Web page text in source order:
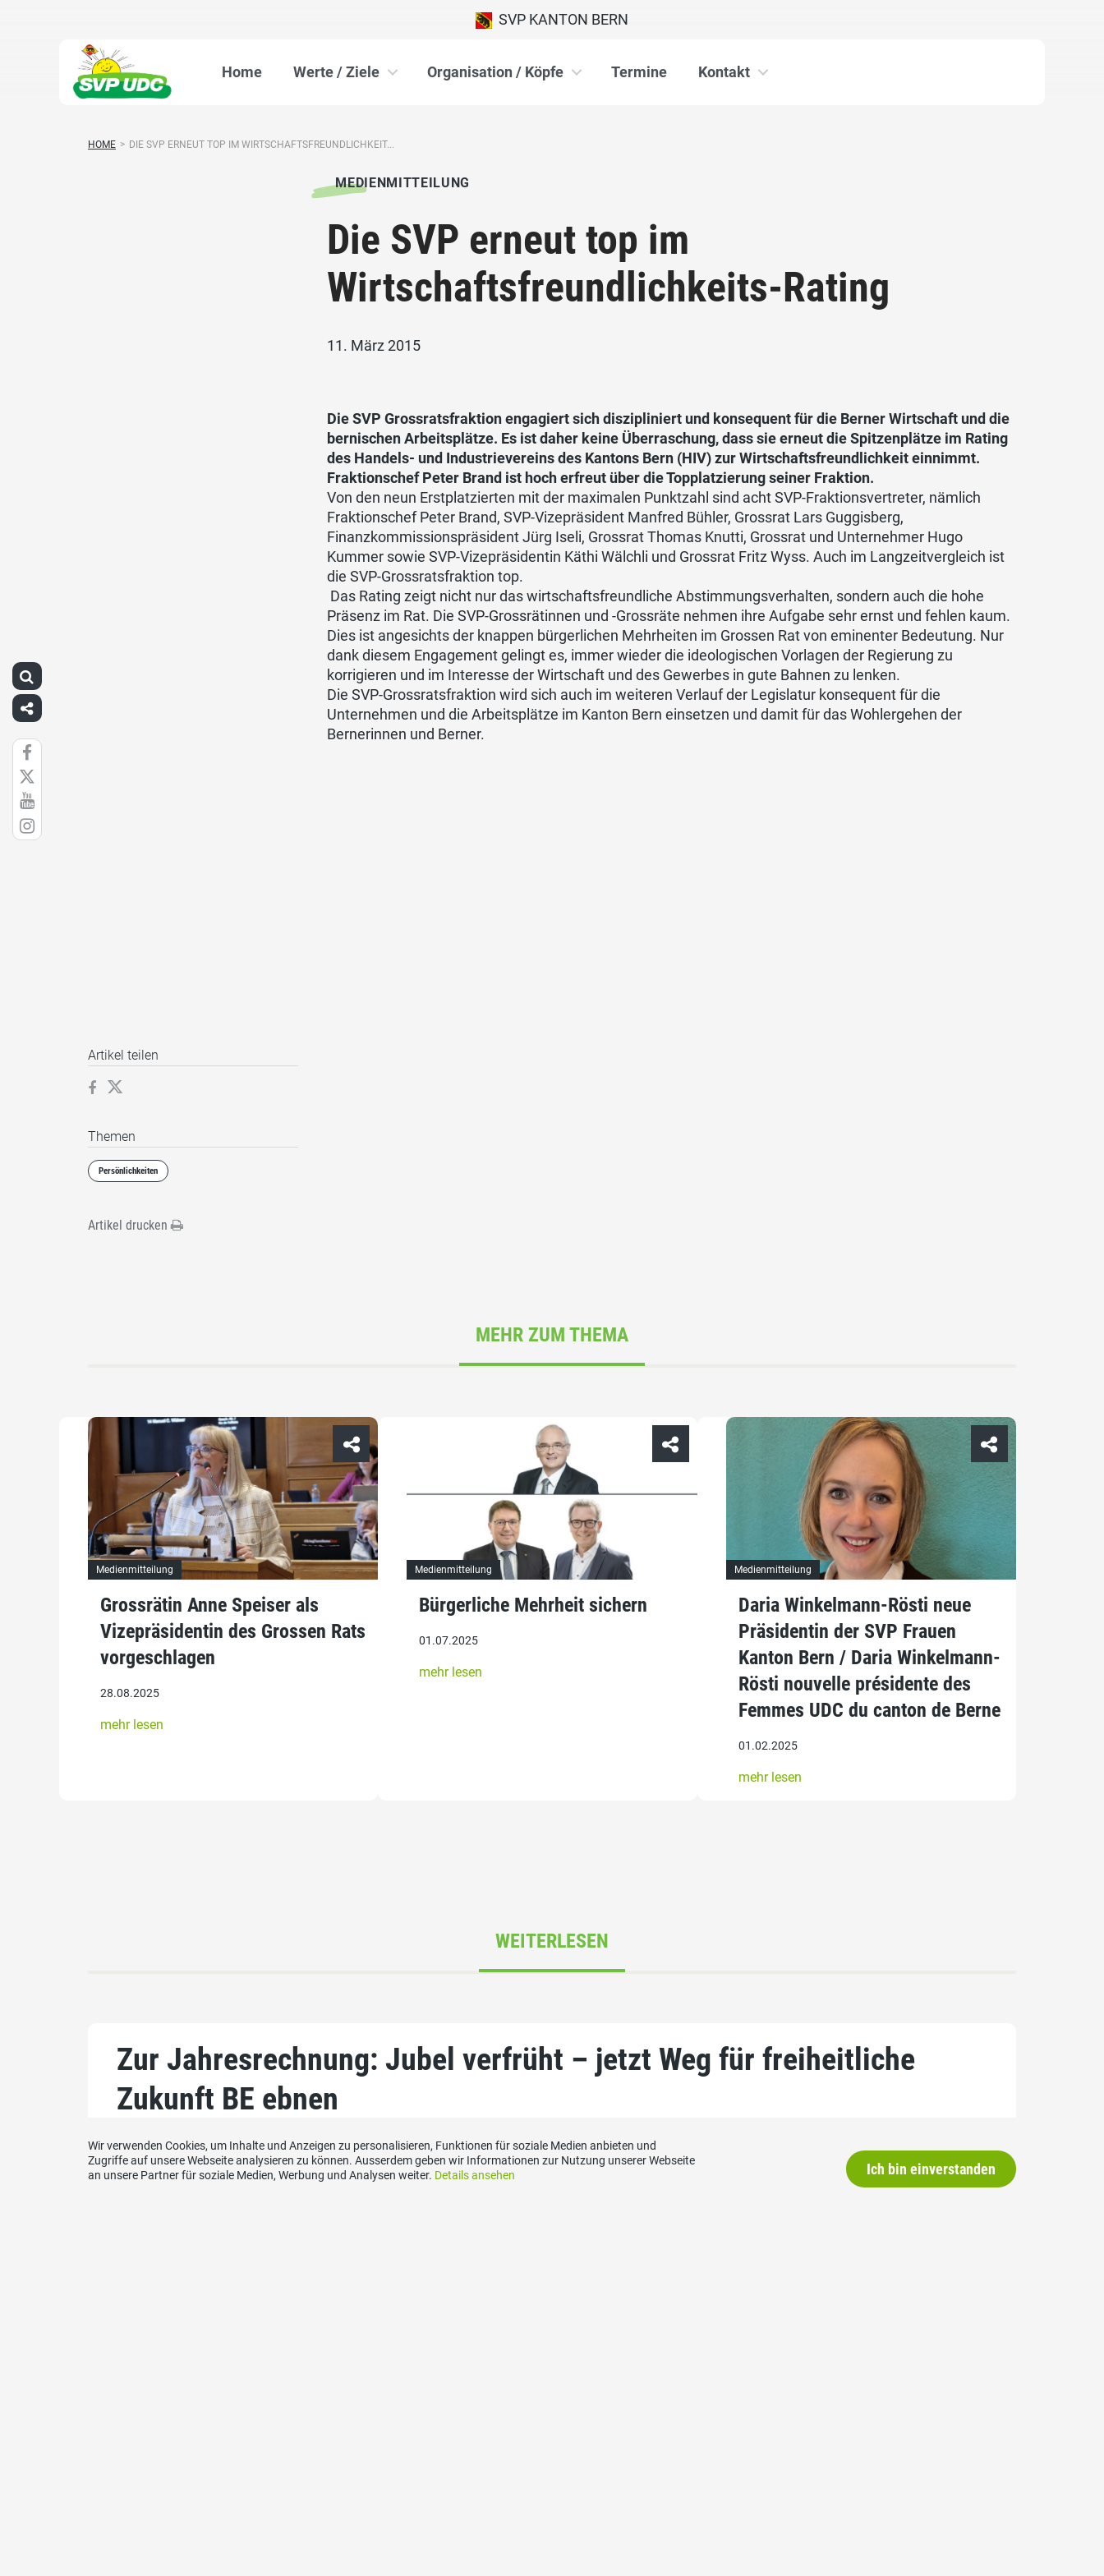
SVP KANTON BERN
Home Werte / Ziele Organisation / Köpfe Termine Kontakt
HOME > DIE SVP ERNEUT TOP IM WIRTSCHAFTSFREUNDLICHKEIT...
MEDIENMITTEILUNG
Die SVP erneut top im
Wirtschaftsfreundlichkeits-Rating
11. März 2015
Die SVP Grossratsfraktion engagiert sich diszipliniert und konsequent für die Berner Wirtschaft und die
bernischen Arbeitsplätze. Es ist daher keine Überraschung, dass sie erneut die Spitzenplätze im Rating
des Handels- und Industrievereins des Kantons Bern (HIV) zur Wirtschaftsfreundlichkeit einnimmt.
Fraktionschef Peter Brand ist hoch erfreut über die Topplatzierung seiner Fraktion.
Von den neun Erstplatzierten mit der maximalen Punktzahl sind acht SVP-Fraktionsvertreter, nämlich
Fraktionschef Peter Brand, SVP-Vizepräsident Manfred Bühler, Grossrat Lars Guggisberg,
Finanzkommissionspräsident Jürg Iseli, Grossrat Thomas Knutti, Grossrat und Unternehmer Hugo
Kummer sowie SVP-Vizepräsidentin Käthi Wälchli und Grossrat Fritz Wyss. Auch im Langzeitvergleich ist
die SVP-Grossratsfraktion top.
Das Rating zeigt nicht nur das wirtschaftsfreundliche Abstimmungsverhalten, sondern auch die hohe
Präsenz im Rat. Die SVP-Grossrätinnen und -Grossräte nehmen ihre Aufgabe sehr ernst und fehlen kaum.
Dies ist angesichts der knappen bürgerlichen Mehrheiten im Grossen Rat von eminenter Bedeutung. Nur
dank diesem Engagement gelingt es, immer wieder die ideologischen Vorlagen der Regierung zu
korrigieren und im Interesse der Wirtschaft und des Gewerbes in gute Bahnen zu lenken.
Die SVP-Grossratsfraktion wird sich auch im weiteren Verlauf der Legislatur konsequent für die
Unternehmen und die Arbeitsplätze im Kanton Bern einsetzen und damit für das Wohlergehen der
Bernerinnen und Berner.
Artikel teilen
Themen
Persönlichkeiten
Artikel drucken
MEHR ZUM THEMA
Medienmitteilung
Grossrätin Anne Speiser als
Vizepräsidentin des Grossen Rats
vorgeschlagen
28.08.2025
mehr lesen
Medienmitteilung
Bürgerliche Mehrheit sichern
01.07.2025
mehr lesen
Medienmitteilung
Daria Winkelmann-Rösti neue
Präsidentin der SVP Frauen
Kanton Bern / Daria Winkelmann-
Rösti nouvelle présidente des
Femmes UDC du canton de Berne
01.02.2025
mehr lesen
WEITERLESEN
Zur Jahresrechnung: Jubel verfrüht – jetzt Weg für freiheitliche
Zukunft BE ebnen
10.03.2015
Wir verwenden Cookies, um Inhalte und Anzeigen zu personalisieren, Funktionen für soziale Medien anbieten und
Zugriffe auf unsere Webseite analysieren zu können. Ausserdem geben wir Informationen zur Nutzung unserer Webseite
an unsere Partner für soziale Medien, Werbung und Analysen weiter. Details ansehen Ich bin einverstanden